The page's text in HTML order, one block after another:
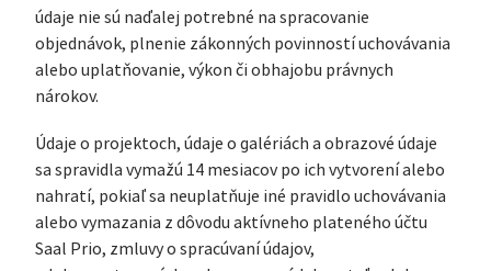
údaje nie sú naďalej potrebné na spracovanie
objednávok, plnenie zákonných povinností uchovávania
alebo uplatňovanie, výkon či obhajobu právnych
nárokov.
Údaje o projektoch, údaje o galériách a obrazové údaje
sa spravidla vymažú 14 mesiacov po ich vytvorení alebo
nahratí, pokiaľ sa neuplatňuje iné pravidlo uchovávania
alebo vymazania z dôvodu aktívneho plateného účtu
Saal Prio, zmluvy o spracúvaní údajov,